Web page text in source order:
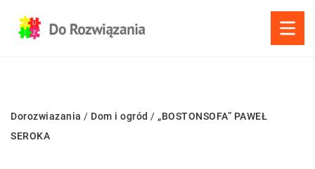
Dorozwiazania / Dom i ogród / „BOSTONSOFA” PAWEŁ
SEROKA